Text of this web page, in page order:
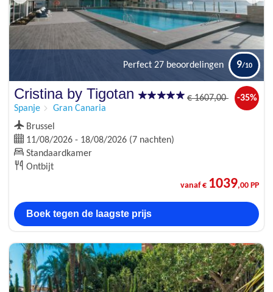
Perfect 27 beoordelingen 9
Cristina by Tigotan
Spanje Gran Canaria
€1607,00 -35%
Brussel
11/08/2026 - 18/08/2026 (7 nachten)
Standaardkamer
Ontbijt
vanaf € 1039,00 PP
Boek tegen de laagste prijs